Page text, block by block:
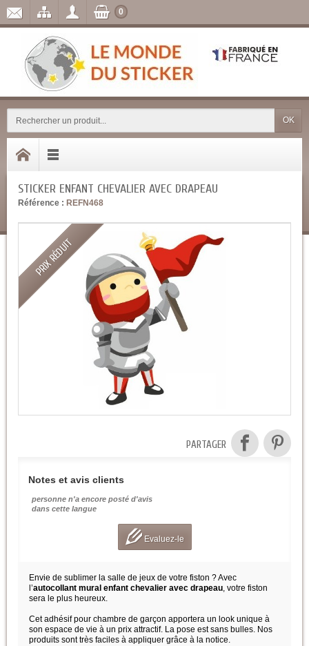
OK
0
STICKER ENFANT CHEVALIER AVEC DRAPEAU
Référence : REFN468
PRIX RÉDUIT
PARTAGER
Notes et avis clients
personne n'a encore posté d'avis
dans cette langue
Evaluez-le
Envie de sublimer la salle de jeux de votre fiston ? Avec
l’autocollant mural enfant chevalier avec drapeau, votre fiston
sera le plus heureux.
Cet adhésif pour chambre de garçon apportera un look unique à
son espace de vie à un prix attractif. La pose est sans bulles. Nos
produits sont très faciles à appliquer grâce à la notice.